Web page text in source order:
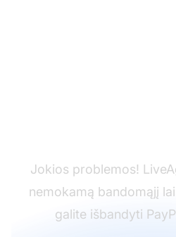
Jokios problemos!
nemokamą bandomąjį
galite išbandyti